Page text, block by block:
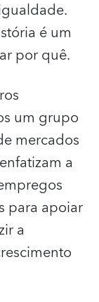
é um
por quê.
um grupo
mercados
a
para apoiar
a